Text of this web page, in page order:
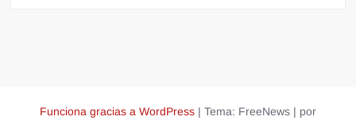
Funciona gracias a WordPress | Tema: FreeNews | por